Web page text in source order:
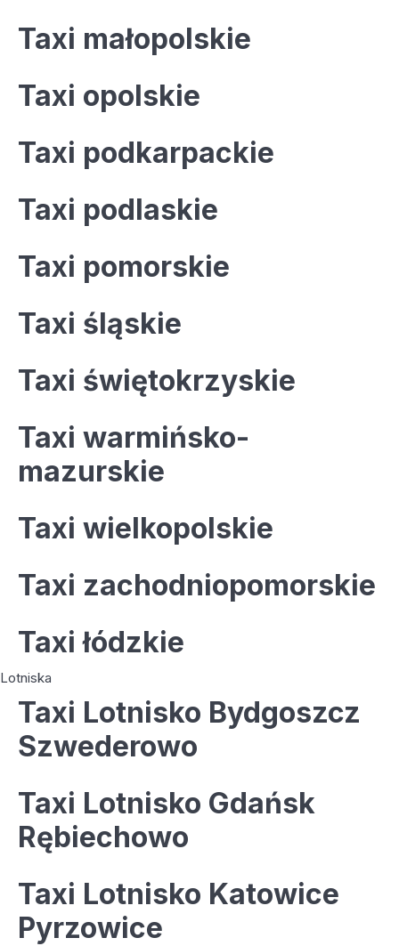
Taxi małopolskie
Taxi opolskie
Taxi podkarpackie
Taxi podlaskie
Taxi pomorskie
Taxi śląskie
Taxi świętokrzyskie
Taxi warmińsko-
mazurskie
Taxi wielkopolskie
Taxi zachodniopomorskie
Taxi łódzkie
Lotniska
Taxi Lotnisko Bydgoszcz
Szwederowo
Taxi Lotnisko Gdańsk
Rębiechowo
Taxi Lotnisko Katowice
Pyrzowice